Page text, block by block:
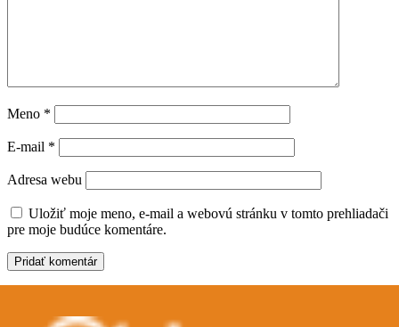
Meno *
E-mail *
Adresa webu
Uložiť moje meno, e-mail a webovú stránku v tomto prehliadači
pre moje budúce komentáre.